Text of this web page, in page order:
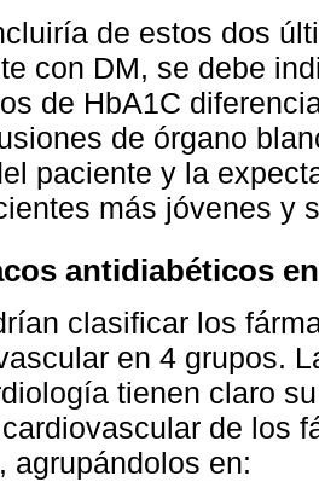
de estos dos
con DM, se debe
de HbA1C
de órgano
paciente y la
más jóvenes y
antidiabéticos
clasificar los
en 4 grupos.
tienen claro
de los
agrupándolos en: